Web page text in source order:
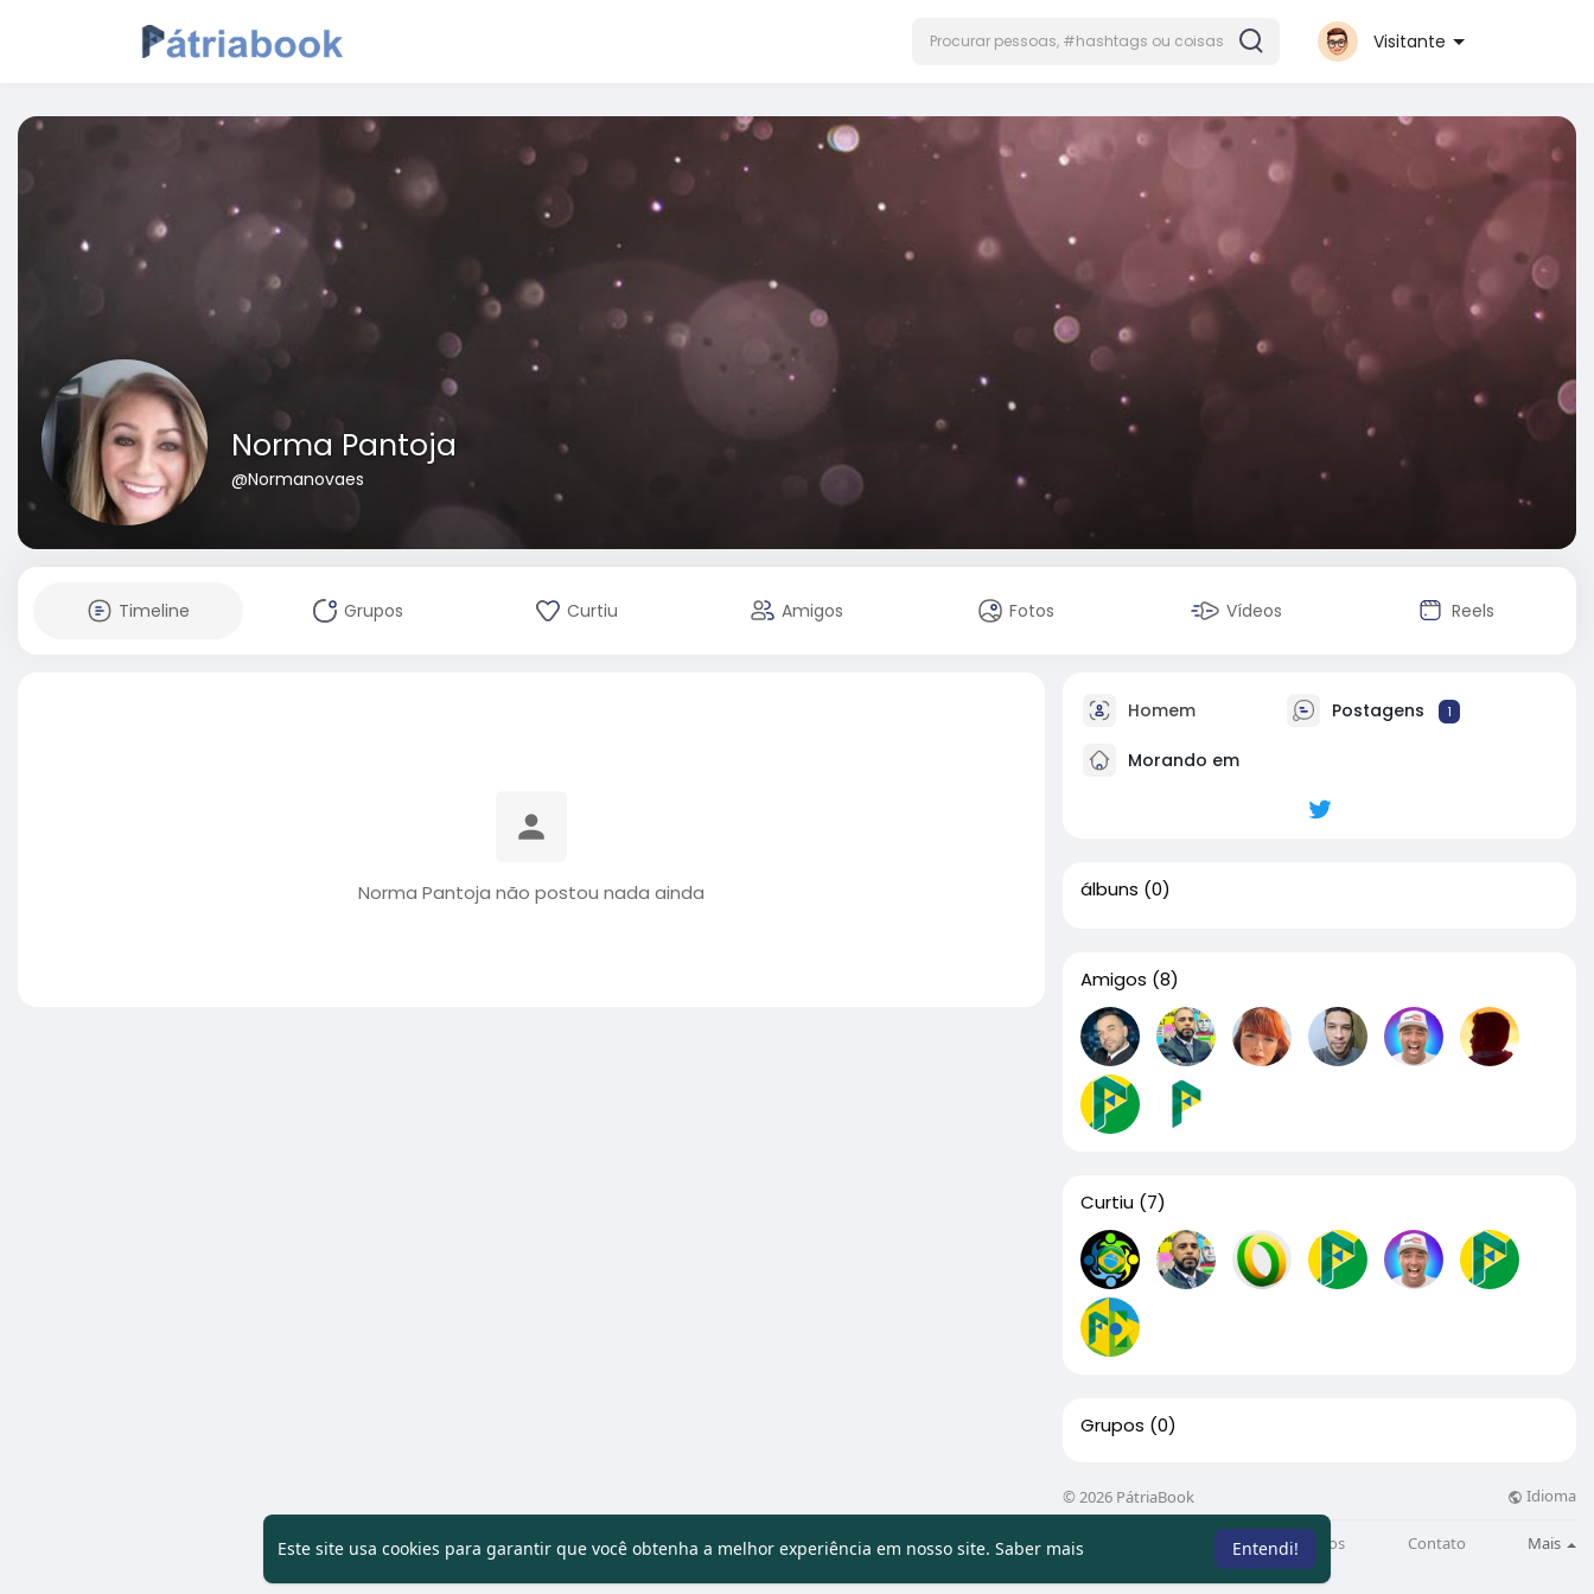
Este site usa cookies para garantir que você obtenha a melhor experiência em nosso site. Saber mais Entendi!
Visitante
Norma Pantoja
@Normanovaes
Timeline Grupos Curtiu Amigos Fotos Vídeos Reels
Norma Pantoja não postou nada ainda
Homem Postagens 1
Morando em
álbuns (0)
Amigos (8)
Curtiu (7)
Grupos (0)
© 2026 PátriaBook Idioma
Sobre Artigos Contato Mais